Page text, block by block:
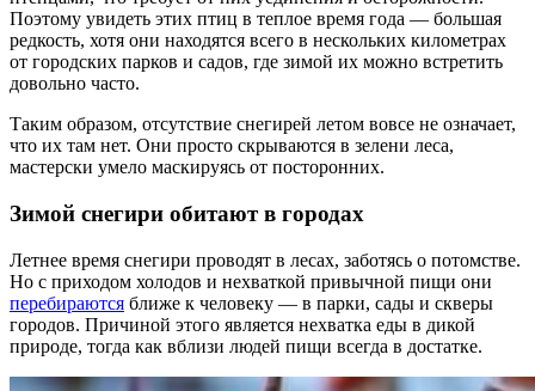
Поэтому увидеть этих птиц в теплое время года — большая
редкость, хотя они находятся всего в нескольких километрах
от городских парков и садов, где зимой их можно встретить
довольно часто.
Таким образом, отсутствие снегирей летом вовсе не означает,
что их там нет. Они просто скрываются в зелени леса,
мастерски умело маскируясь от посторонних.
Зимой снегири обитают в городах
Летнее время снегири проводят в лесах, заботясь о потомстве.
Но с приходом холодов и нехваткой привычной пищи они
перебираются ближе к человеку — в парки, сады и скверы
городов. Причиной этого является нехватка еды в дикой
природе, тогда как вблизи людей пищи всегда в достатке.